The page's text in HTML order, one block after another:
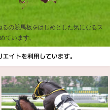
の競馬板をはじめとした気になるス
ています。